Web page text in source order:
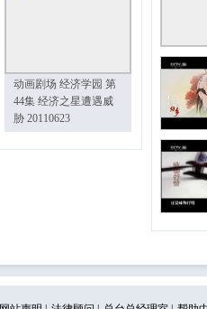
动画剧场 经济学园 第
44集 经济之星遭遇威
胁 20110623